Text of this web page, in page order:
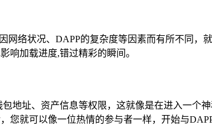
络状况、DAPP的复杂度等因素而有所不同，
响加载进度,错过精彩的瞬间。
地址、资产信息等权限，这就像是在进入一个
就可以像一位热情的参与者一样，开始与